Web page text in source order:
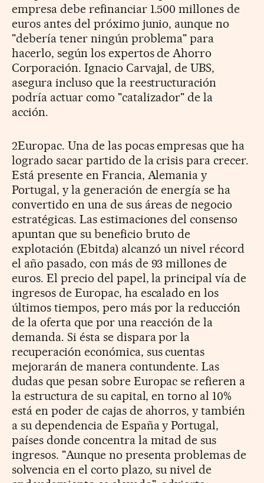
empresa debe refinanciar 1.500 millones de
euros antes del próximo junio, aunque no
"debería tener ningún problema" para
hacerlo, según los expertos de Ahorro
Corporación. Ignacio Carvajal, de UBS,
asegura incluso que la reestructuración
podría actuar como "catalizador" de la
acción.
2Europac. Una de las pocas empresas que ha
logrado sacar partido de la crisis para crecer.
Está presente en Francia, Alemania y
Portugal, y la generación de energía se ha
convertido en una de sus áreas de negocio
estratégicas. Las estimaciones del consenso
apuntan que su beneficio bruto de
explotación (Ebitda) alcanzó un nivel récord
el año pasado, con más de 93 millones de
euros. El precio del papel, la principal vía de
ingresos de Europac, ha escalado en los
últimos tiempos, pero más por la reducción
de la oferta que por una reacción de la
demanda. Si ésta se dispara por la
recuperación económica, sus cuentas
mejorarán de manera contundente. Las
dudas que pesan sobre Europac se refieren a
la estructura de su capital, en torno al 10%
está en poder de cajas de ahorros, y también
a su dependencia de España y Portugal,
países donde concentra la mitad de sus
ingresos. "Aunque no presenta problemas de
solvencia en el corto plazo, su nivel de